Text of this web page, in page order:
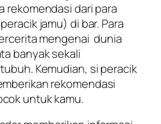
rekomendasi dari para
jamu) di bar. Para
mengenai dunia
banyak sekali
Kemudian, si peracik
rekomendasi
untuk kamu.